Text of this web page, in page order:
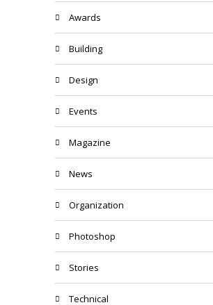
Awards
Building
Design
Events
Magazine
News
Organization
Photoshop
Stories
Technical